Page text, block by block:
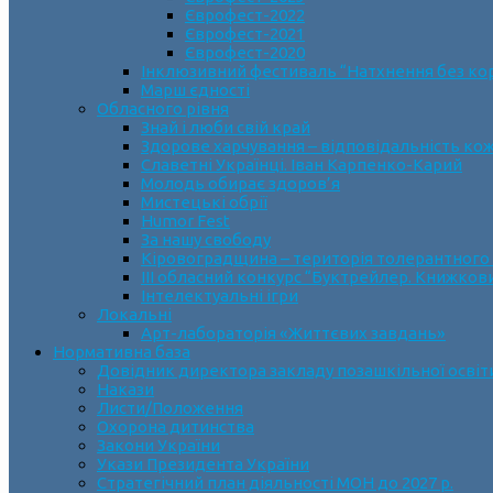
Єврофест-2022
Єврофест-2021
Єврофест-2020
Інклюзивний фестиваль “Натхнення без
Марш єдності
Обласного рівня
Знай і люби свій край
Здорове харчування – відповідальність
Славетні Українці. Іван Карпенко-Карий
Молодь обирає здоров’я
Мистецькі обрії
Humor Fest
За нашу свободу
Кіровоградщина – територія
ІII обласний конкурс “Буктрейлер.
Інтелектуальні ігри
Локальні
Арт-лабораторія «Життєвих завдань»
Нормативна база
Довідник директора закладу позашкільної
Накази
Листи/Положення
Охорона дитинства
Закони України
Укази Президента України
Стратегічний план діяльності МОН до 2027 р.